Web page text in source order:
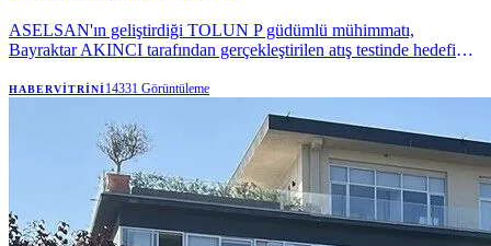
ASELSAN'ın geliştirdiği TOLUN P güdümlü mühimmatı,
Bayraktar AKINCI tarafından gerçekleştirilen atış testinde hedefi
HABERVITRINI14331 Görüntüleme